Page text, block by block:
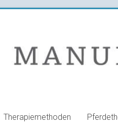
Therapiemethoden